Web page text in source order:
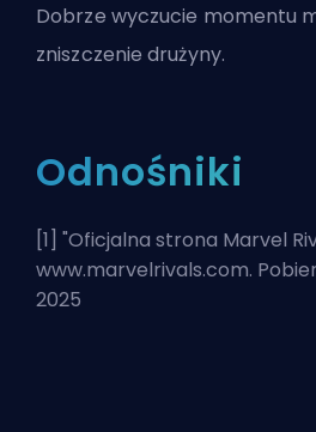
Dobrze wyczucie momentu
zniszczenie drużyny.
Odnośniki
[1] "Oficjalna strona Marvel
www.marvelrivals.com.
2025